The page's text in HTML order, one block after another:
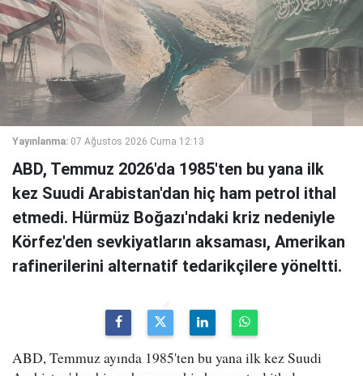
Yayınlanma: 07 Ağustos 2026 Cuma 12:13
ABD, Temmuz 2026'da 1985'ten bu yana ilk
kez Suudi Arabistan'dan hiç ham petrol ithal
etmedi. Hürmüz Boğazı'ndaki kriz nedeniyle
Körfez'den sevkiyatların aksaması, Amerikan
rafinerilerini alternatif tedarikçilere yöneltti.
ABD, Temmuz ayında 1985'ten bu yana ilk kez Suudi